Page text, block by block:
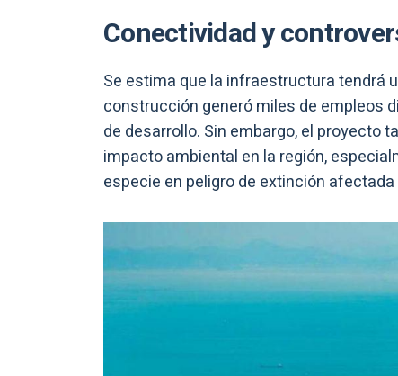
Conectividad y
Se estima que la infraestructura tendrá
construcción generó miles de empleos
de desarrollo. Sin embargo, el proyecto
impacto ambiental en la región,
especie en peligro de extinción afectada